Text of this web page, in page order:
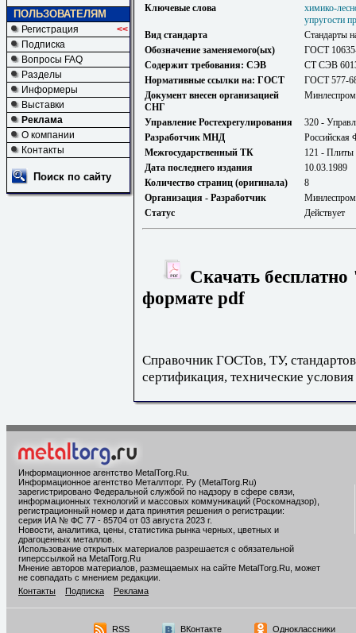
ПОЛЬЗОВАТЕЛЯМ
Регистрация
<<
Подписка
Вопросы FAQ
Разделы
Информеры
Выставки
Реклама
О компании
Контакты
Поиск по сайту
Ключевые слова
химико-
упругости
Вид стандарта
Стандарты
Обозначение заменяемого(ых)
ГОСТ
Содержит требования: СЭВ
СТ СЭВ
Нормативные ссылки на: ГОСТ
ГОСТ 577-
Документ внесен организацией
СНГ
Управление Ростехрегулирования
320 -
Разработчик МНД
Российская
Межгосударственный ТК
121 - Плиты
Дата последнего издания
10.03.1989
Количество страниц (оригинала)
8
Организация - Разработчик
Статус
Действует
Скачать
формате pdf
Справочник ГОСТов, ТУ,
сертификация, технические условия
Информационное агентство MetalTorg.Ru
Информационное агентство Металлторг. Ру (MetalTorg.Ru)
зарегистрировано Федеральной службой по надзору в сфере связи,
информационных технологий и массовых коммуникаций (Роскомнадзор),
регистрационный номер и дата принятия решения о регистрации:
серия ИА № ФС 77 - 85704 от 03 августа 2023 г.
Новости, аналитика, цены, статистика рынка черных, цветных и
драгоценных металлов.
Использование открытых материалов разрешается с обязательной
гиперссылкой на MetalTorg.Ru
Мнение авторов материалов, размещаемых на сайте MetalTorg.Ru, может
не совпадать с мнением редакции.
Контакты
Подписка Реклама
RSS ВКонтакте Одноклассники